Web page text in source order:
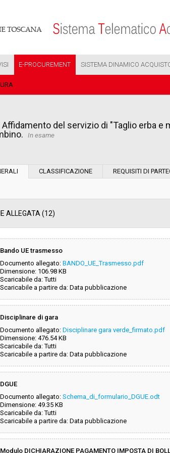
E-PROCUREMENT SISTEMA DINAMICO
Affidamento del servizio di "Taglio erba e
In esame
Gara in busta chiusa
CENTRALE UNICA DI
CLASSIFICAZIONE REQUISITI DI
ALLEGATA (12)
Bando UE trasmesso
Documento allegato: BANDO_UE_Trasmesso.pdf
Dimensione: 106.98 KB
Scaricabile da: Tutti
Scaricabile a partire da: Data pubblicazione
Disciplinare di gara
Documento allegato: Disciplinare gara verde_firmato.pdf
Dimensione: 476.54 KB
Scaricabile da: Tutti
Scaricabile a partire da: Data pubblicazione
DGUE
Documento allegato: Schema_di_formulario_DGUE.odt
Dimensione: 49.35 KB
Scaricabile da: Tutti
Scaricabile a partire da: Data pubblicazione
Modulo DICHIARAZIONE PAGAMENTO IMPOSTA DI